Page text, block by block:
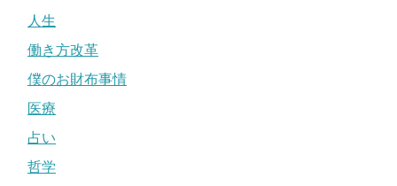
人生
働き方改革
僕のお財布事情
医療
占い
哲学